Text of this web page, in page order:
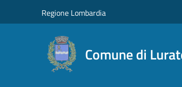
Regione Lombardia
Comune di